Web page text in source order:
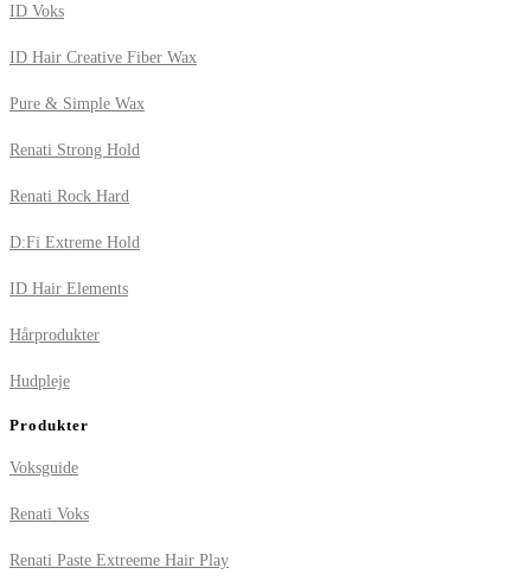
ID Voks
ID Hair Creative Fiber Wax
Pure & Simple Wax
Renati Strong Hold
Renati Rock Hard
D:Fi Extreme Hold
ID Hair Elements
Hårprodukter
Hudpleje
Produkter
Voksguide
Renati Voks
Renati Paste Extreeme Hair Play